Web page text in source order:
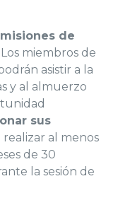
de
miembros de
asistir a la
y al almuerzo
sus
al menos
de 30
la sesión de